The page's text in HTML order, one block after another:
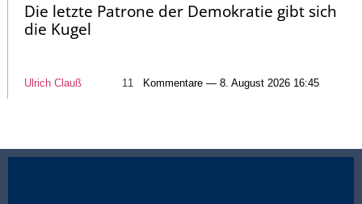
Die letzte Patrone der Demokratie gibt sich
die Kugel
Ulrich Clauß 11 Kommentare — 8. August 2026 16:45